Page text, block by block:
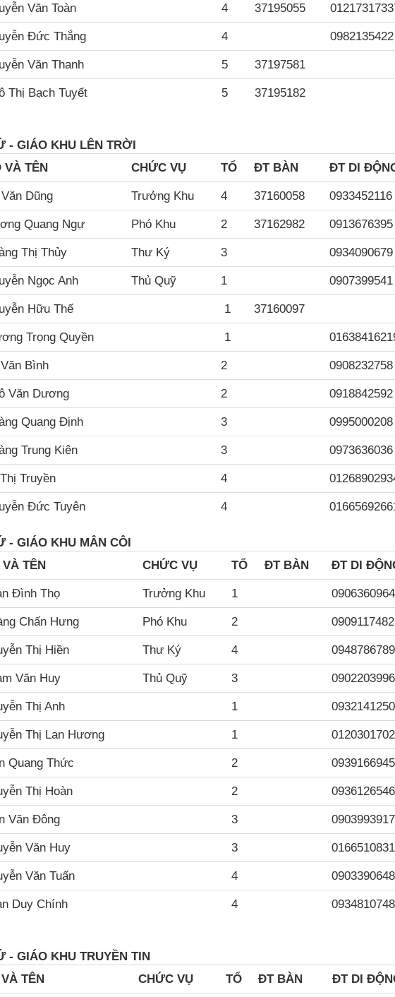
Văn Toàn 4 37195055
Đức Thắng 4 0982135422
Văn Thanh 5 37197581
Thị Bạch Tuyết 5 37195182
- GIÁO KHU LÊN TRỜI
VÀ TÊN CHỨC VỤ TỔ ĐT BÀN ĐT DI
Dũng Trưởng Khu 4 37160058 0933452116
Quang Ngự Phó Khu 2 37162982 0913676395
Thị Thủy Thư Ký 3 0934090679
Ngọc Anh Thủ Quỹ 1 0907399541
Hữu Thế 1 37160097
Trọng Quyền 1
Bình 2 0908232758
Văn Dương 2 0918842592
Quang Định 3 0995000208
Trung Kiên 3 0973636036
Truyền 4
Đức Tuyên 4
- GIÁO KHU MÂN CÔI
VÀ TÊN CHỨC VỤ TỔ ĐT BÀN ĐT DI
Đình Thọ Trưởng Khu 1 0906360964
Chấn Hưng Phó Khu 2 0909117482
Thị Hiền Thư Ký 4 0948786789
Văn Huy Thủ Quỹ 3 0902203996
Thị Anh 1 0932141250
Thị Lan Hương 1
Quang Thức 2 0939166945
Thị Hoàn 2 0936126546
Văn Đông 3 0903993917
Văn Huy 3
Văn Tuấn 4 0903390648
Duy Chính 4 0934810748
- GIÁO KHU TRUYỀN TIN
TÊN CHỨC VỤ TỔ ĐT BÀN ĐT DI